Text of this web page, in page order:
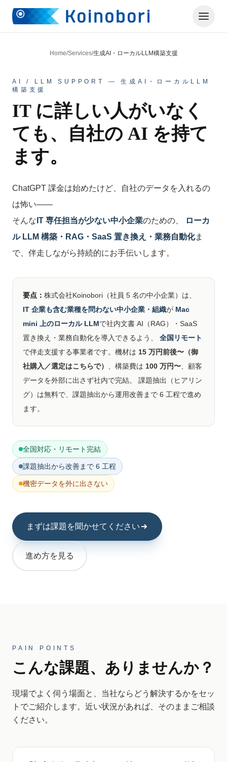
Home/Services/生成AI・ローカルLLM構築支援
AI / LLM SUPPORT — 生成AI・ローカルLLM
構築支援
IT に詳しい人がいなく
ても、
自社の AI を持て
ます。
ChatGPT 課金は始めたけど、自社のデータを入れるの
は怖い——
そんな IT 専任担当が少ない中小企業のための、
ローカ
ル LLM 構築・RAG・SaaS 置き換え・業務自動化ま
で、伴走しながら持続的にお手伝いします。
要点： 株式会社Koinobori（社員 5 名の中小企業）は、
IT 企業も含む業種を問わない中小企業・組織が Mac
mini 上のローカル LLMで社内文書 AI（RAG）・SaaS
置き換え・業務自動化を導入できるよう、 全国リモート
で伴走支援する事業者です。機材は 15 万円前後〜（御
社購入／選定はこちらで）
、構築費は 100 万円〜 、顧客
データを外部に出さず社内で完結。 課題抽出（ヒアリン
グ）は無料で、課題抽出から運用改善まで 6 工程で進め
ます。
全国対応・リモート完結
課題抽出から改善まで 6 工程
機密データを外に出さない
まずは課題を聞かせてください
進め方を見る
PAIN POINTS
こんな課題、ありませんか？
現場でよく伺う場面と、当社ならどう解決するかをセッ
トでご紹介します。近い状況があれば、そのままご相談
ください。